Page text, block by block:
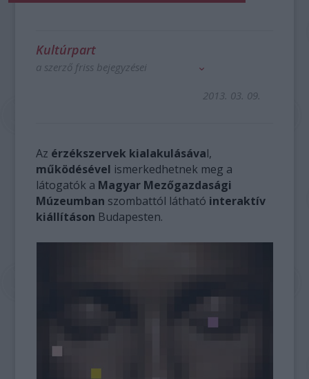
Kultúrpart
a szerző friss bejegyzései
2013. 03. 09.
Az érzékszervek kialakulásával,
működésével ismerkedhetnek meg a
látogatók a Magyar Mezőgazdasági
Múzeumban szombattól látható interaktív
kiállításon Budapesten.